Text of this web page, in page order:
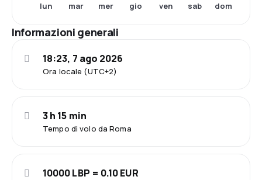
lun mar mer gio ven sab dom
Informazioni generali
Ora locale (UTC+2)
18:23, 7 ago 2026
Tempo di volo da Roma
3 h 15 min
10000 LBP = 0.10 EUR